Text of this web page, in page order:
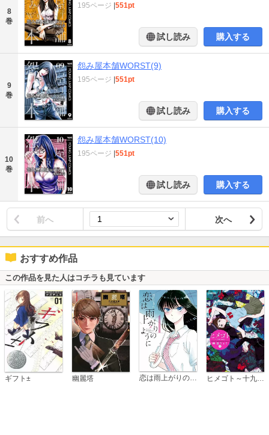
8
巻
195ページ |551pt
試し読み 購入する
9
巻
怨み屋本舗WORST(9)
195ページ |551pt
試し読み 購入する
10
巻
怨み屋本舗WORST(10)
195ページ |551pt
試し読み 購入する
前へ 次へ
おすすめ作品
この作品を見た人はコチラも見ています
ギフト± 幽麗塔 恋は雨上がりのように